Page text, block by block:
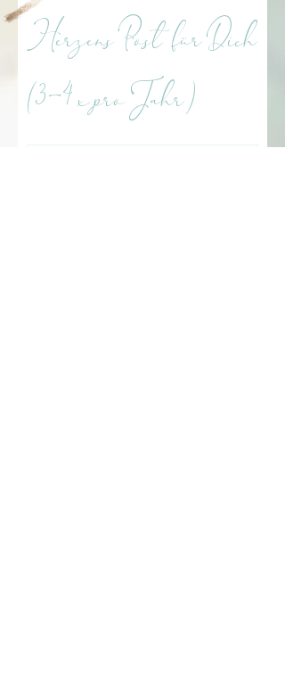
Herzens Post für Dich
(3-4 x pro Jahr)